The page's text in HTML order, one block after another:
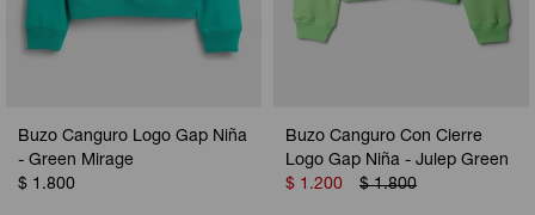
Buzo Canguro Logo Gap Niña
- Green Mirage
$ 1.800
Buzo Canguro Con Cierre
Logo Gap Niña - Julep Green
$ 1.200 $ 1.800